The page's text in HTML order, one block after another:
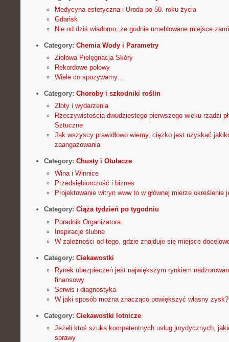
Medycyna estetyczna i Uroda po 50. roku życia
Gdańsk
Nie od dziś wiadomo, że godnie umeblowane miejsce
Category: Chemia Wody i Parametry
Ziołowa Pielęgnacja Skóry
Rekordowe połowy
Wiele co spożywamy…
Category: Choroby i szkodniki roślin
Zloty i wydarzenia
Rzeczywistością dwudziestego pierwszego wieku rządzi
Sztuczne
Jak wszyscy prawidłowo wiemy, ciężko jest uzyskać
zaangażowania
Category: Chusty i Otulacze
Wina i Winnice
Przedsiębiorczość i biznes
Projektowanie witryn www to w głównej mierze określenie
Category: Ciąża tydzień po tygodniu
Poradnik Organizatora
Inspiracje ślubne
W zależności od tego, gdzie znajduje się miejsce
Category: Ciekawostki
Rynek ubezpieczeń jest największym rynkiem
finansowy
Serwis i diagnostyka
W jaki sposób można znacząco powiększyć własny zysk?
Category: Ciekawostki lotnicze
Jeżeli ktoś szuka kompetentnych usług jurydycznych,
sprawy